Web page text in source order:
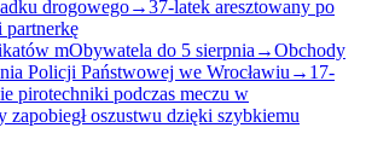
drogowego→37-latek aresztowany po
partnerkę
mObywatela do 5 sierpnia →Obchody
Policji Państwowej we Wrocławiu → 17-
pirotechniki podczas meczu w
zapobiegł oszustwu dzięki szybkiemu